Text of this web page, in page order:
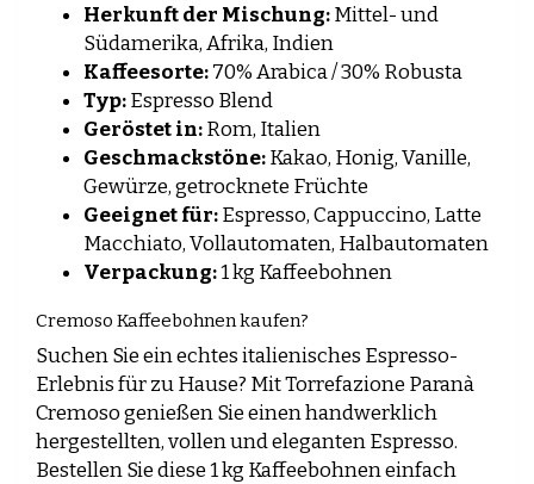
Herkunft der Mischung:Mittel- und
Südamerika, Afrika, Indien
Kaffeesorte:70% Arabica / 30% Robusta
Typ:Espresso Blend
Geröstet in:Rom, Italien
Geschmackstöne:Kakao, Honig, Vanille,
Gewürze, getrocknete Früchte
Geeignet für:Espresso, Cappuccino, Latte
Macchiato, Vollautomaten, Halbautomaten
Verpackung:1 kg Kaffeebohnen
Cremoso Kaffeebohnen kaufen?
Suchen Sie ein echtes italienisches Espresso-
Erlebnis für zu Hause? Mit Torrefazione Paranà
Cremoso genießen Sie einen handwerklich
hergestellten, vollen und eleganten Espresso.
Bestellen Sie diese 1 kg Kaffeebohnen einfach